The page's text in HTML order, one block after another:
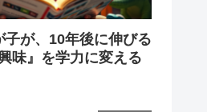
が、10年後に伸びる
味』を学力に変える